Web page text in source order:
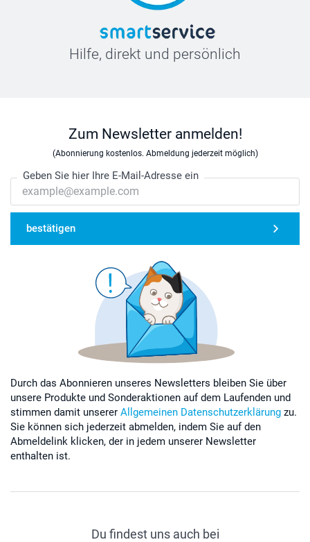
Hilfe, direkt und persönlich
Zum Newsletter anmelden!
(Abonnierung kostenlos. Abmeldung jederzeit möglich)
Geben Sie hier Ihre E-Mail-Adresse ein
bestätigen
Durch das Abonnieren unseres Newsletters bleiben Sie über
unsere Produkte und Sonderaktionen auf dem Laufenden und
stimmen damit unserer Allgemeinen Datenschutzerklärung zu.
Sie können sich jederzeit abmelden, indem Sie auf den
Abmeldelink klicken, der in jedem unserer Newsletter
enthalten ist.
Du findest uns auch bei